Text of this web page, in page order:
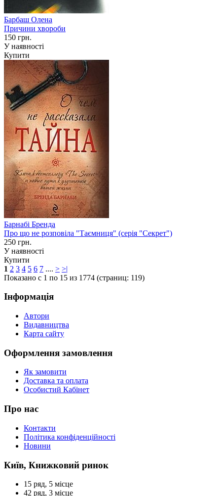
Барбаш Олена
Причини хвороби
150 грн.
У наявності
Купити
Барнабі Бренда
Про що не розповіла "Таємниця" (серія "Секрет")
250 грн.
У наявності
Купити
1 2 3 4 5 6 7 .... > >|
Показано с 1 по 15 из 1774 (страниц: 119)
Інформація
Автори
Видавництва
Карта сайту
Оформлення замовлення
Як замовити
Доставка та оплата
Особистий Кабінет
Про нас
Контакти
Політика конфіденційності
Новини
Київ, Книжковий ринок
15 ряд, 5 місце
42 ряд, 3 місце